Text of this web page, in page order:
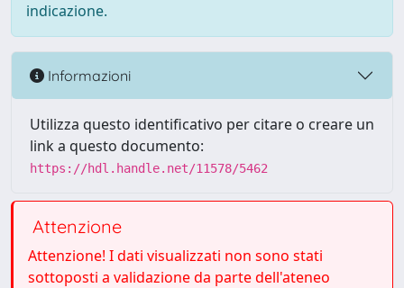
indicazione.
Informazioni
Utilizza questo identificativo per citare o creare un
link a questo documento:
https://hdl.handle.net/11578/5462
Attenzione
Attenzione! I dati visualizzati non sono stati
sottoposti a validazione da parte dell'ateneo